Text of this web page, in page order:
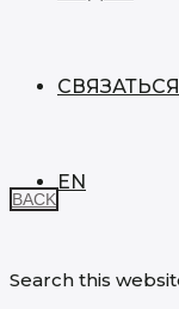
EN
Search this
BACK